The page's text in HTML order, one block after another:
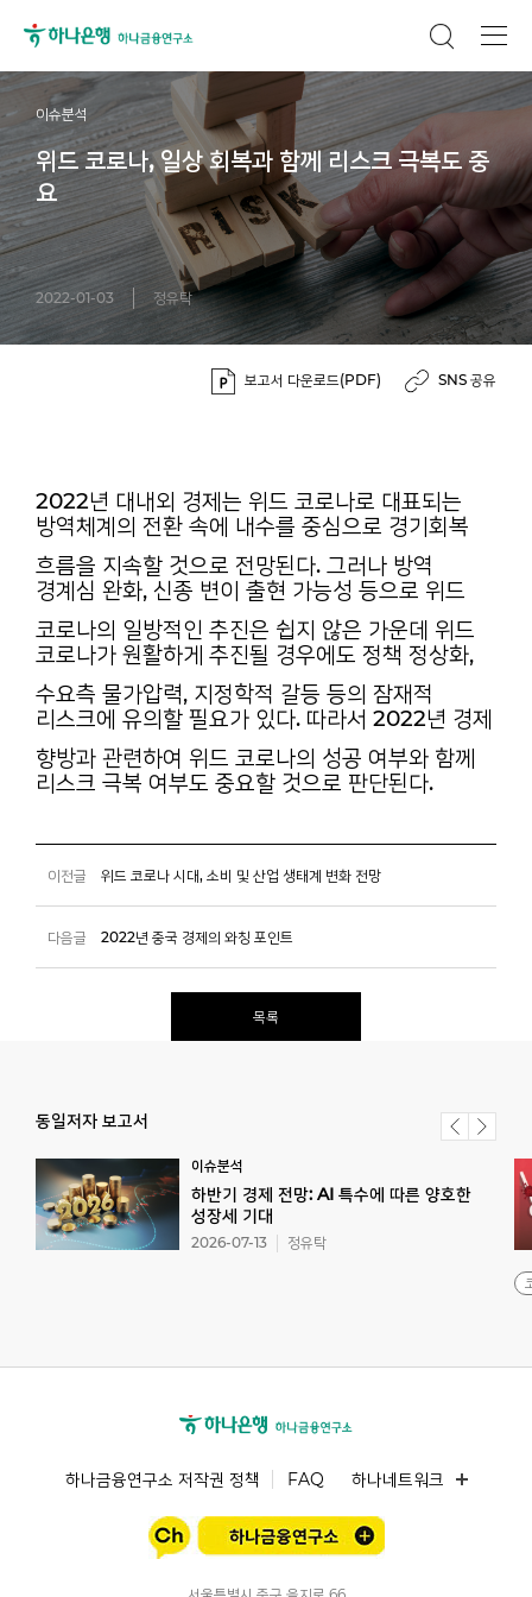
이슈분석
위드 코로나, 일상 회복과 함께 리스크 극복도 중
요
2022-01-03 정유탁
보고서 다운로드(PDF) SNS 공유
2022년 대내외 경제는 위드 코로나로 대표되는
방역체계의 전환 속에 내수를 중심으로 경기회복
흐름을 지속할 것으로 전망된다. 그러나 방역
경계심 완화, 신종 변이 출현 가능성 등으로 위드
코로나의 일방적인 추진은 쉽지 않은 가운데 위드
코로나가 원활하게 추진될 경우에도 정책 정상화,
수요측 물가압력, 지정학적 갈등 등의 잠재적
리스크에 유의할 필요가 있다. 따라서 2022년 경제
향방과 관련하여 위드 코로나의 성공 여부와 함께
리스크 극복 여부도 중요할 것으로 판단된다.
이전글 위드 코로나 시대, 소비 및 산업 생태계 변화 전망
다음글 2022년 중국 경제의 와칭 포인트
목록
동일저자 보고서
이슈분석
하반기 경제 전망: AI 특수에 따른 양호한
성장세 기대
2026-07-13 정유탁
하나금융연구소 저작권 정책 FAQ 하나네트워크